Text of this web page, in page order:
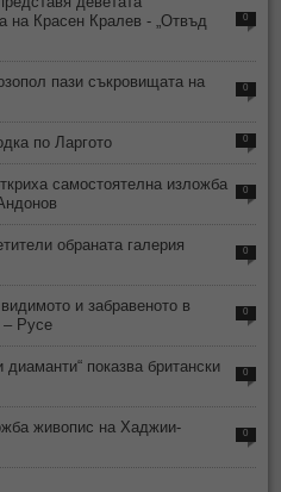
на Красен Кралев - „Отвъд
0
пази съкровищата на
0
по Ларгото 0
самостоятелна изложба
0
обраната галерия
0
и забравеното в
– Русе
0
показва британски
0
живопис на Хаджии-
0